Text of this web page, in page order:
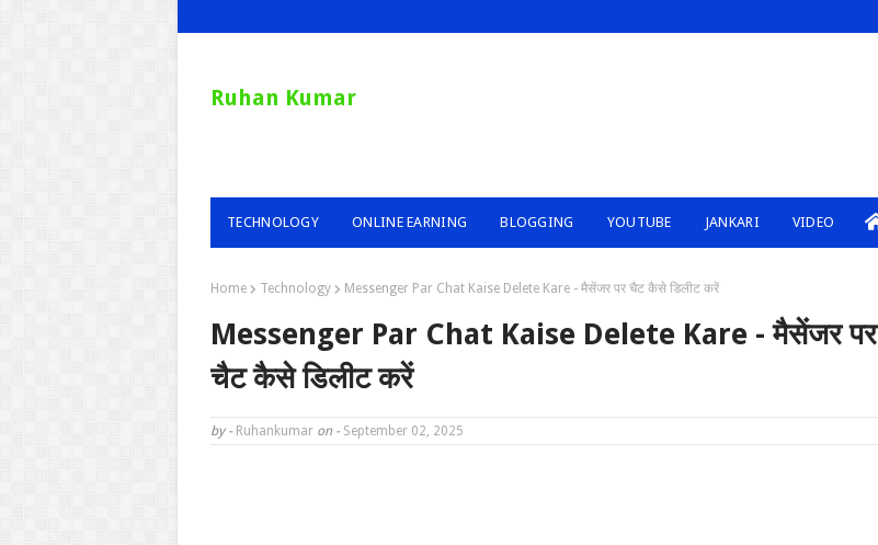
Ruhan Kumar
TECHNOLOGY ONLINE EARNING BLOGGING YOUTUBE JANKARI VIDEO
Home Technology Messenger Par Chat Kaise Delete Kare - मैसेंजर पर चैट कैसे डिलीट करें
Messenger Par Chat Kaise Delete Kare - मैसेंजर पर
चैट कैसे डिलीट करें
by - Ruhankumar on - September 02, 2025